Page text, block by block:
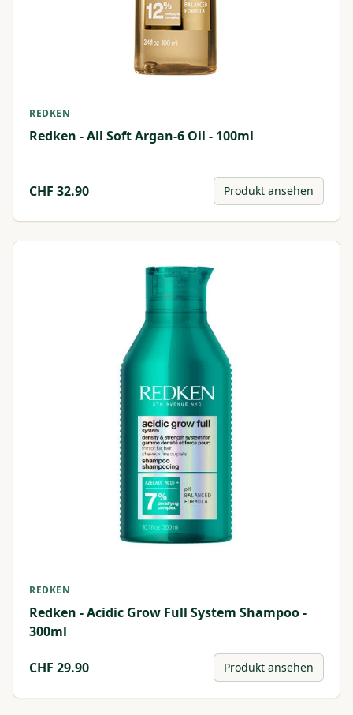
REDKEN
Redken - All Soft Argan-6 Oil - 100ml
CHF 32.90 Produkt ansehen
REDKEN
Redken - Acidic Grow Full System Shampoo -
300ml
CHF 29.90 Produkt ansehen